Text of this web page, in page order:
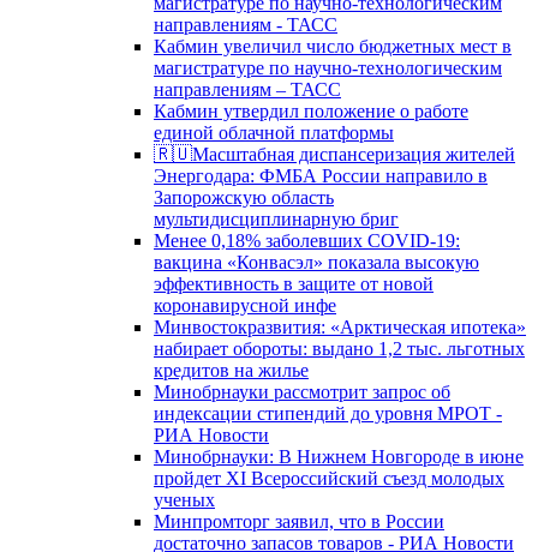
направлениям - ТАСС
Кабмин увеличил число бюджетных мест в
магистратуре по научно-технологическим
направлениям – ТАСС
Кабмин утвердил положение о работе
единой облачной платформы
🇷🇺Масштабная диспансеризация жителей
Энергодара: ФМБА России направило в
Запорожскую область
мультидисциплинарную бриг
Менее 0,18% заболевших COVID-19:
вакцина «Конвасэл» показала высокую
эффективность в защите от новой
коронавирусной инфе
Минвостокразвития: «Арктическая ипотека»
набирает обороты: выдано 1,2 тыс. льготных
кредитов на жилье
Минобрнауки рассмотрит запрос об
индексации стипендий до уровня МРОТ -
РИА Новости
Минобрнауки: В Нижнем Новгороде в июне
пройдет XI Всероссийский съезд молодых
ученых
Минпромторг заявил, что в России
достаточно запасов товаров - РИА Новости